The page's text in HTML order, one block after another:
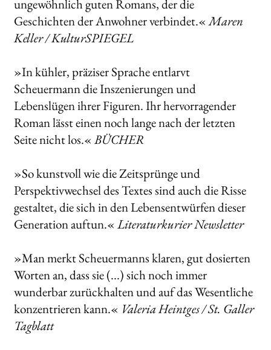
ungewöhnlich guten Romans, der die
Geschichten der Anwohner verbindet.«Maren
Keller / KulturSPIEGEL
»In kühler, präziser Sprache entlarvt
Scheuermann die Inszenierungen und
Lebenslügen ihrer Figuren. Ihr hervorragender
Roman lässt einen noch lange nach der letzten
Seite nicht los.«BÜCHER
»So kunstvoll wie die Zeitsprünge und
Perspektivwechsel des Textes sind auch die Risse
gestaltet, die sich in den Lebensentwürfen dieser
Generation auftun.«Literaturkurier Newsletter
»Man merkt Scheuermanns klaren, gut dosierten
Worten an, dass sie (...) sich noch immer
wunderbar zurückhalten und auf das Wesentliche
konzentrieren kann.« Valeria Heintges / St. Galler
Tagblatt